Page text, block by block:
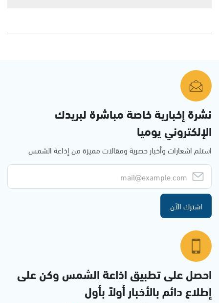
نشرة إخبارية خاصة مباشرة لبريدك
الإلكتروني يوميا
استلم اشعارات وأخبار حصرية ومقالات مميزة من إذاعة الشمس
اشترك الآن
احصل على تطبيق اذاعة الشمس وكن على
إطلاع دائم بالأخبار أولاً بأول